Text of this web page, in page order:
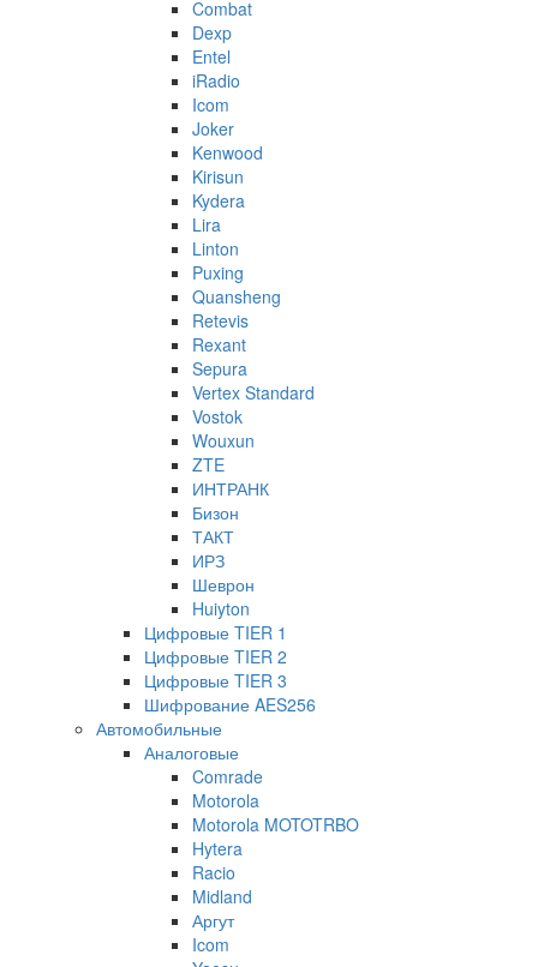
Combat
Dexp
Entel
iRadio
Icom
Joker
Kenwood
Kirisun
Kydera
Lira
Linton
Puxing
Quansheng
Retevis
Rexant
Sepura
Vertex Standard
Vostok
Wouxun
ZTE
ИНТРАНК
Бизон
ТАКТ
ИРЗ
Шеврон
Huiyton
Цифровые TIER 1
Цифровые TIER 2
Цифровые TIER 3
Шифрование AES256
Автомобильные
Аналоговые
Comrade
Motorola
Motorola MOTOTRBO
Hytera
Racio
Midland
Аргут
Icom